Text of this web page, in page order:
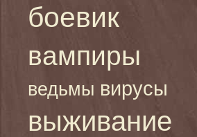
боевик
вампиры
ведьмы вирусы
выживание